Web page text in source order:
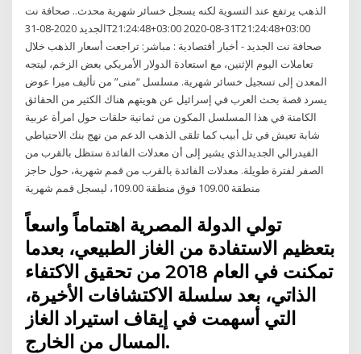
الذهب يرتفع عند التسوية لكنه يسجل خسائر شهرية محدث.. صحافة نت
الجديد 2020-08-31T21:24:48+03:00 2020-08-31T21:24:48+03:00
صحافة نت الجديد - أخبار أقتصادية : مباشر: تراجعت أسعار الذهب خلال
تعاملات اليوم الإثنين، مع استعادة الدولار الأمريكي بعض الزخم، ليتجه
المعدن إلى تسجيل خسائر شهرية. مسلسل “منى” من تأليف ميرا عوض
يسرد قصة بحث العرب في إسرائيل عن هويتهم هناك الكثير من الحقائق
الكامنة في هذا المسلسل المكون من ثمانية حلقات حول امرأة عربية
شابة تعيش في تل أبيب كما تلقى الذهب الدعم من نهج بنك الاحتياطي
الفيدرالي الجديدالذي يشير إلى أن معدلات الفائدة ستظل بالقرب من
الصفر لفترة طويلة. معدلات الفائدة بالقرب من قمم شهرية، حول حاجز
منطقة 109.00 فوق منطقة 109.00، ليسجل قمم شهرية
تولي الدولة المصرية اهتماماً واسعاً
بتعظيم الاستفادة من الغاز الطبيعي، بعدما
تمكنت في العام 2018 من تحقيق الاكتفاء
الذاتي، بعد سلسلة الاكتشافات الأخيرة،
التي أسهمت في إيقاف استيراد الغاز
المسال من الخارج.